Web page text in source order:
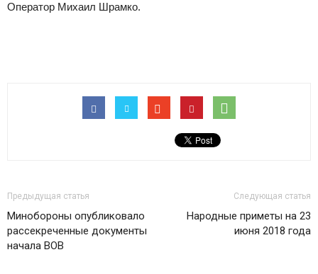
Оператор Михаил Шрамко.
Предыдущая статья
Минобороны опубликовало
рассекреченные документы
начала ВОВ
Следующая статья
Народные приметы на 23
июня 2018 года